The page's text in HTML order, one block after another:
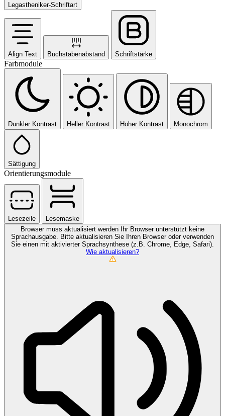
Legastheniker-Schriftart
Align Text Buchstabenabstand Schriftstärke
Farbmodule
Dunkler Kontrast Heller Kontrast Hoher Kontrast Monochrom
Sättigung
Orientierungsmodule
Lesezeile
Lesemaske
Browser muss aktualisiert werden
Ihr Browser unterstützt keine
Sprachausgabe. Bitte aktualisieren Sie Ihren Browser oder verwenden
Sie einen mit aktivierter Sprachsynthese (z.B. Chrome, Edge, Safari).
Wie aktualisieren?